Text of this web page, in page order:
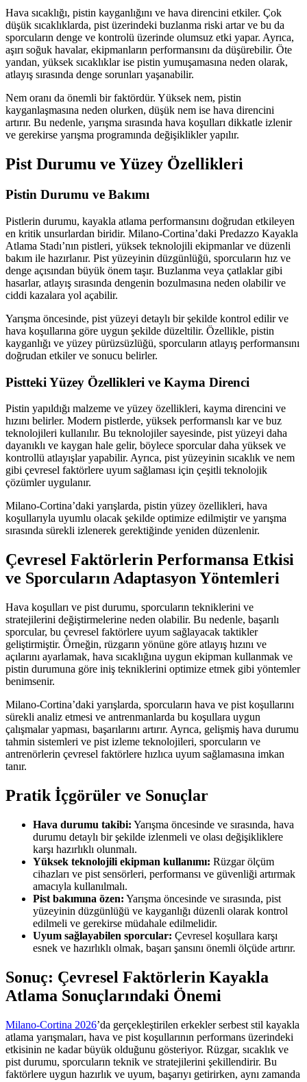
Hava sıcaklığı, pistin kayganlığını ve hava direncini etkiler. Çok
düşük sıcaklıklarda, pist üzerindeki buzlanma riski artar ve bu da
sporcuların denge ve kontrolü üzerinde olumsuz etki yapar. Ayrıca,
aşırı soğuk havalar, ekipmanların performansını da düşürebilir. Öte
yandan, yüksek sıcaklıklar ise pistin yumuşamasına neden olarak,
atlayış sırasında denge sorunları yaşanabilir.
Nem oranı da önemli bir faktördür. Yüksek nem, pistin
kayganlaşmasına neden olurken, düşük nem ise hava direncini
artırır. Bu nedenle, yarışma sırasında hava koşulları dikkatle izlenir
ve gerekirse yarışma programında değişiklikler yapılır.
Pist Durumu ve Yüzey Özellikleri
Pistin Durumu ve Bakımı
Pistlerin durumu, kayakla atlama performansını doğrudan etkileyen
en kritik unsurlardan biridir. Milano-Cortina’daki Predazzo Kayakla
Atlama Stadı’nın pistleri, yüksek teknolojili ekipmanlar ve düzenli
bakım ile hazırlanır. Pist yüzeyinin düzgünlüğü, sporcuların hız ve
denge açısından büyük önem taşır. Buzlanma veya çatlaklar gibi
hasarlar, atlayış sırasında dengenin bozulmasına neden olabilir ve
ciddi kazalara yol açabilir.
Yarışma öncesinde, pist yüzeyi detaylı bir şekilde kontrol edilir ve
hava koşullarına göre uygun şekilde düzeltilir. Özellikle, pistin
kayganlığı ve yüzey pürüzsüzlüğü, sporcuların atlayış performansını
doğrudan etkiler ve sonucu belirler.
Pistteki Yüzey Özellikleri ve Kayma Direnci
Pistin yapıldığı malzeme ve yüzey özellikleri, kayma direncini ve
hızını belirler. Modern pistlerde, yüksek performanslı kar ve buz
teknolojileri kullanılır. Bu teknolojiler sayesinde, pist yüzeyi daha
dayanıklı ve kaygan hale gelir, böylece sporcular daha yüksek ve
kontrollü atlayışlar yapabilir. Ayrıca, pist yüzeyinin sıcaklık ve nem
gibi çevresel faktörlere uyum sağlaması için çeşitli teknolojik
çözümler uygulanır.
Milano-Cortina’daki yarışlarda, pistin yüzey özellikleri, hava
koşullarıyla uyumlu olacak şekilde optimize edilmiştir ve yarışma
sırasında sürekli izlenerek gerektiğinde yeniden düzenlenir.
Çevresel Faktörlerin Performansa Etkisi
ve Sporcuların Adaptasyon Yöntemleri
Hava koşulları ve pist durumu, sporcuların tekniklerini ve
stratejilerini değiştirmelerine neden olabilir. Bu nedenle, başarılı
sporcular, bu çevresel faktörlere uyum sağlayacak taktikler
geliştirmiştir. Örneğin, rüzgarın yönüne göre atlayış hızını ve
açılarını ayarlamak, hava sıcaklığına uygun ekipman kullanmak ve
pistin durumuna göre iniş tekniklerini optimize etmek gibi yöntemler
benimsenir.
Milano-Cortina’daki yarışlarda, sporcuların hava ve pist koşullarını
sürekli analiz etmesi ve antrenmanlarda bu koşullara uygun
çalışmalar yapması, başarılarını artırır. Ayrıca, gelişmiş hava durumu
tahmin sistemleri ve pist izleme teknolojileri, sporcuların ve
antrenörlerin çevresel faktörlere hızlıca uyum sağlamasına imkan
tanır.
Pratik İçgörüler ve Sonuçlar
Hava durumu takibi: Yarışma öncesinde ve sırasında, hava
durumu detaylı bir şekilde izlenmeli ve olası değişikliklere
karşı hazırlıklı olunmalı.
Yüksek teknolojili ekipman kullanımı: Rüzgar ölçüm
cihazları ve pist sensörleri, performansı ve güvenliği artırmak
amacıyla kullanılmalı.
Pist bakımına özen: Yarışma öncesinde ve sırasında, pist
yüzeyinin düzgünlüğü ve kayganlığı düzenli olarak kontrol
edilmeli ve gerekirse müdahale edilmelidir.
Uyum sağlayabilen sporcular: Çevresel koşullara karşı
esnek ve hazırlıklı olmak, başarı şansını önemli ölçüde artırır.
Sonuç: Çevresel Faktörlerin Kayakla
Atlama Sonuçlarındaki Önemi
Milano-Cortina 2026’da gerçekleştirilen erkekler serbest stil kayakla
atlama yarışmaları, hava ve pist koşullarının performans üzerindeki
etkisinin ne kadar büyük olduğunu gösteriyor. Rüzgar, sıcaklık ve
pist durumu, sporcuların teknik ve stratejilerini şekillendirir. Bu
faktörlere uygun hazırlık ve uyum, başarıyı getirirken, aynı zamanda